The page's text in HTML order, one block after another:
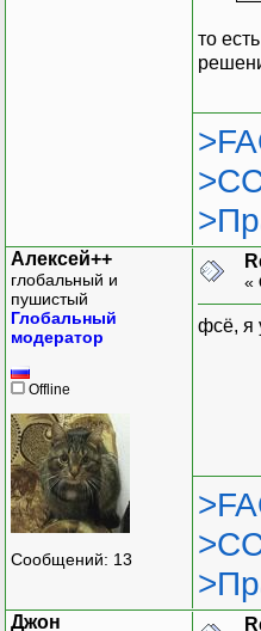
то
Алексей++
глобальный и
пушистый
Глобальный
модератор
Offline
Сообщений: 13
«
фсё, я
Джон